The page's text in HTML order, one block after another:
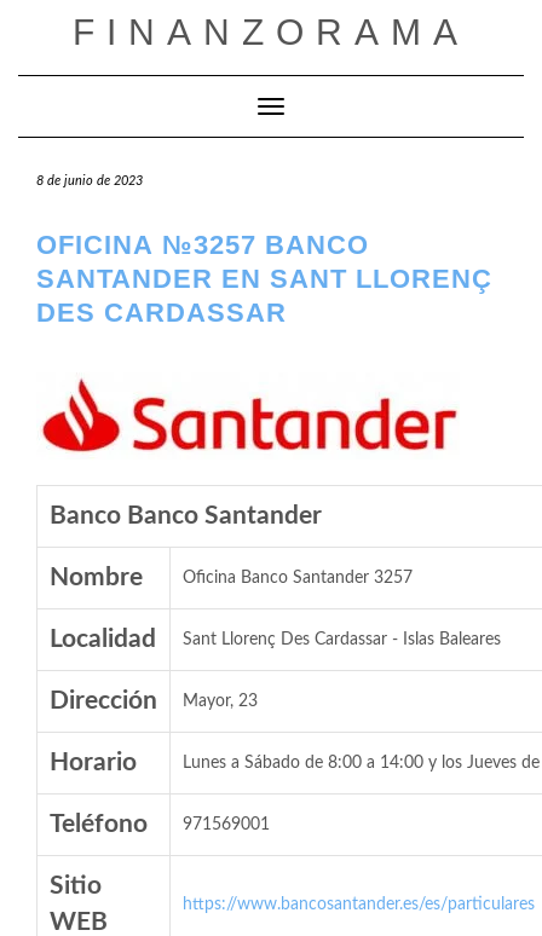
FINANZORAMA
Cambiar modo de navegación
8 de junio de 2023
OFICINA №3257 BANCO
SANTANDER EN SANT LLORENÇ
DES CARDASSAR
Banco Banco Santander
Nombre Oficina Banco Santander 3257
Localidad Sant Llorenç Des Cardassar - Islas Baleares
Dirección Mayor, 23
Horario Lunes a Sábado de 8:00 a 14:00 y los Jueves
Teléfono 971569001
Sitio
WEB
https://www.bancosantander.es/es/particulares